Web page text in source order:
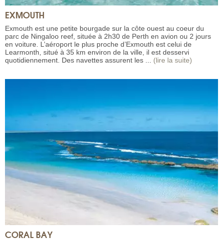
EXMOUTH
Exmouth est une petite bourgade sur la côte ouest au coeur du
parc de Ningaloo reef, située à 2h30 de Perth en avion ou 2 jours
en voiture. L’aéroport le plus proche d’Exmouth est celui de
Learmonth, situé à 35 km environ de la ville, il est desservi
quotidiennement. Des navettes assurent les ... (lire la suite)
CORAL BAY